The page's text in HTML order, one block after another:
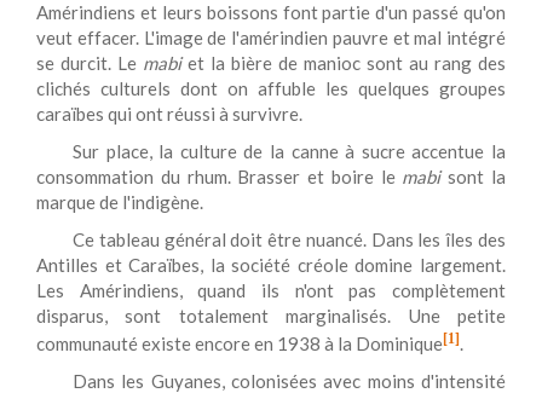
Amérindiens et leurs boissons font partie d'un passé qu'on
veut effacer. L'image de l'amérindien pauvre et mal intégré
se durcit. Le mabiet la bière de manioc sont au rang des
clichés culturels dont on affuble les quelques groupes
caraïbes qui ont réussi à survivre.
Sur place, la culture de la canne à sucre accentue la
consommation du rhum. Brasser et boire le mabisont la
marque de l'indigène.
Ce tableau général doit être nuancé. Dans les îles des
Antilles et Caraïbes, la société créole domine largement.
Les Amérindiens, quand ils n'ont pas complètement
disparus, sont totalement marginalisés. Une petite
communauté existe encore en 1938 à la Dominique[1].
Dans les Guyanes, colonisées avec moins d'intensité